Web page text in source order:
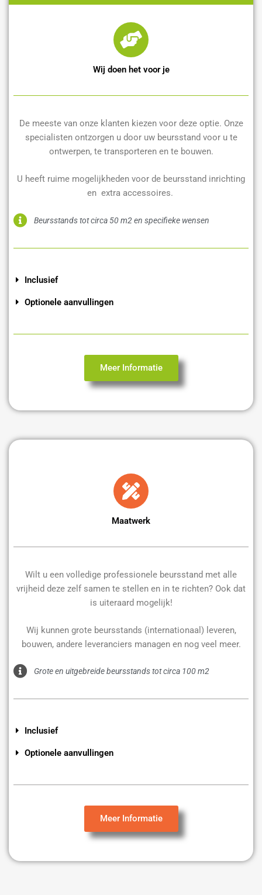
Wij doen het voor je
De meeste van onze klanten kiezen voor deze optie. Onze
specialisten ontzorgen u door uw beursstand voor u te
ontwerpen, te transporteren en te bouwen.
U heeft ruime mogelijkheden voor de beursstand inrichting
en extra accessoires.
Beursstands tot circa 50 m2 en specifieke wensen
Inclusief
Optionele aanvullingen
Meer Informatie
Maatwerk
Wilt u een volledige professionele beursstand met alle
vrijheid deze zelf samen te stellen en in te richten? Ook dat
is uiteraard mogelijk!
Wij kunnen grote beursstands (internationaal) leveren,
bouwen, andere leveranciers managen en nog veel meer.
Grote en uitgebreide beursstands tot circa 100 m2
Inclusief
Optionele aanvullingen
Meer Informatie